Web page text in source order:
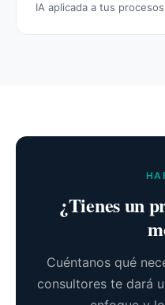
IA aplicada a tus
¿Tienes un
Cuéntanos qué
consultores te dará